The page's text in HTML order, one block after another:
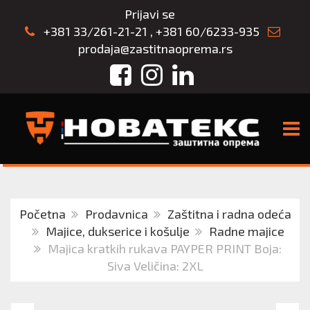
Prijavi se
+381 33/261-21-21 , +381 60/6233-935
prodaja@zastitnaoprema.rs
FacebookInstagram
LinkedIn
Početna Prodavnica
Zaštitna i radna odeća
Majice, dukserice i košulje
Radne majice
Majica kratkih rukava PAYPER PRINT Boja:
Siva Veličina: 2XL